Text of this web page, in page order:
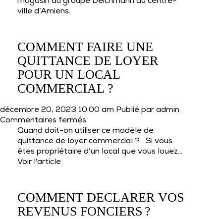
DEICHMANN
centre-
ville
d’Amiens
ville d’Amiens.
COMMENT FAIRE UNE
QUITTANCE DE LOYER
POUR UN LOCAL
COMMERCIAL ?
décembre 20, 2023 10:00 am Publié paradmin
Commentaires fermés
COMMENT
FAIRE
UNE
POUR
UN
LOCAL
Quand doit-on utiliser ce modèle de
quittance de loyer commercial ? Si vous
êtes propriétaire d’un local que vous louez...
Voir l'article
COMMENT DECLARER VOS
REVENUS FONCIERS ?